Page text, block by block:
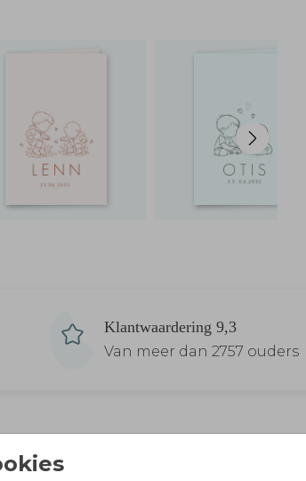
Klantwaardering 9,3
Van meer dan 2757 ouders
winkelen en betalen